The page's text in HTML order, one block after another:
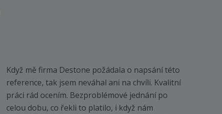
Když mě firma Destone požádala o napsání této
reference, tak jsem neváhal ani na chvíli. Kvalitní
práci rád ocením. Bezproblémové jednání po
celou dobu, co řekli to platilo, i když nám